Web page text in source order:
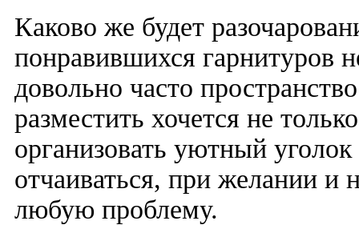
Каково же будет
понравившихся гарнитуров
довольно часто
разместить хочется не
организовать уютный
отчаиваться, при желании и
любую проблему.